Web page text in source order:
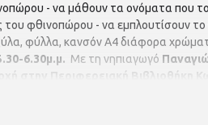
- να μάθουν τα ονόματα που
του φθινοπώρου - να εμπλουτίσουν
φύλλα, κανσόν Α4 διάφορα
6.30μ.μ. Με τη νηπιαγωγό
στην Περιφερειακή Βιβλιοθήκη